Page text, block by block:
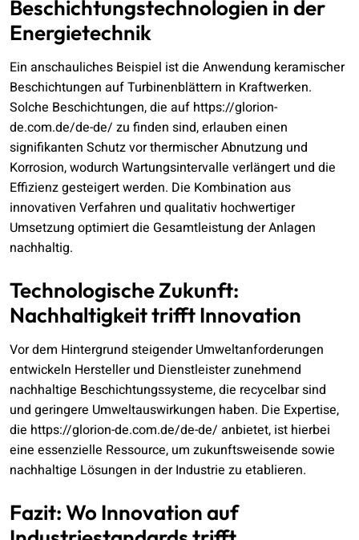
Beschichtungstechnologien in der
Energietechnik
Ein anschauliches Beispiel ist die Anwendung keramischer
Beschichtungen auf Turbinenblättern in Kraftwerken.
Solche Beschichtungen, die auf https://glorion-
de.com.de/de-de/ zu finden sind, erlauben einen
signifikanten Schutz vor thermischer Abnutzung und
Korrosion, wodurch Wartungsintervalle verlängert und die
Effizienz gesteigert werden. Die Kombination aus
innovativen Verfahren und qualitativ hochwertiger
Umsetzung optimiert die Gesamtleistung der Anlagen
nachhaltig.
Technologische Zukunft:
Nachhaltigkeit trifft Innovation
Vor dem Hintergrund steigender Umweltanforderungen
entwickeln Hersteller und Dienstleister zunehmend
nachhaltige Beschichtungssysteme, die recycelbar sind
und geringere Umweltauswirkungen haben. Die Expertise,
die https://glorion-de.com.de/de-de/ anbietet, ist hierbei
eine essenzielle Ressource, um zukunftsweisende sowie
nachhaltige Lösungen in der Industrie zu etablieren.
Fazit: Wo Innovation auf